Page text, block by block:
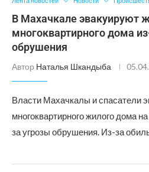
В Махачкале эвакуируют
многоквартирного дома
обрушения
Автор Наталья Шкандыба
Власти Махачкалы и спасатели
многоквартирного жилого дома
за угрозы обрушения. Из-за